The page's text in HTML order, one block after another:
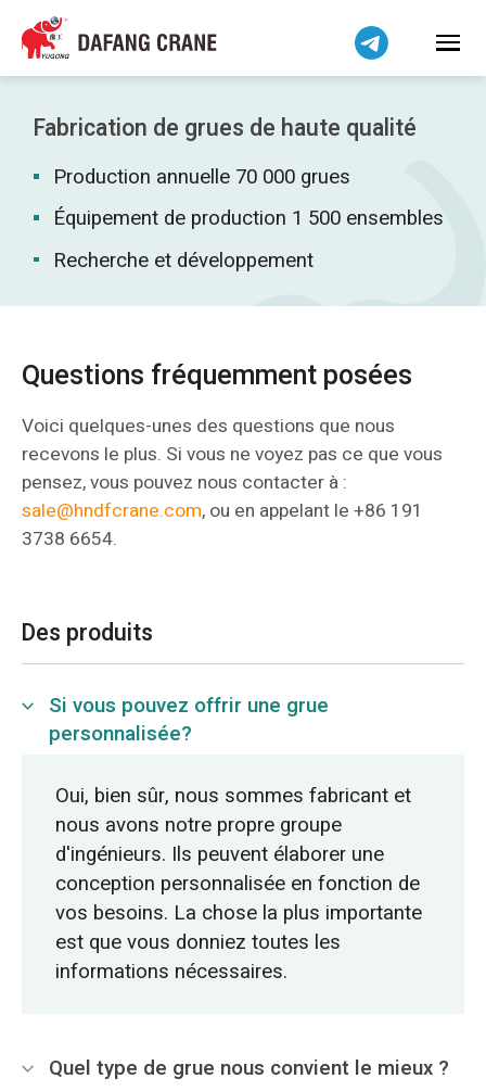
Fabrication de grues de haute qualité
Production annuelle 70 000 grues
Équipement de production 1 500 ensembles
Recherche et développement
Questions fréquemment posées
Voici quelques-unes des questions que nous
recevons le plus. Si vous ne voyez pas ce que vous
pensez, vous pouvez nous contacter à :
sale@hndfcrane.com, ou en appelant le +86 191
3738 6654.
Des produits
Si vous pouvez offrir une grue
personnalisée?
Oui, bien sûr, nous sommes fabricant et
nous avons notre propre groupe
d'ingénieurs. Ils peuvent élaborer une
conception personnalisée en fonction de
vos besoins. La chose la plus importante
est que vous donniez toutes les
informations nécessaires.
Quel type de grue nous convient le mieux ?
Bahasa Indonesia
Bahasa Melayu
Tiếng Việt
简体中文
فارسی
Pilipino
اردو
Беларуская мова
Kiswahili
Dansk
Norsk
O‘zbekcha